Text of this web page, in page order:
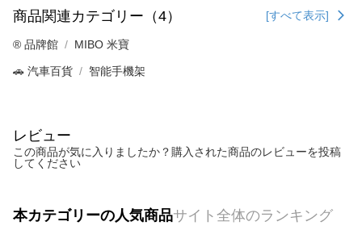
商品関連カテゴリー（4） [すべて表示]
®️ 品牌館 MIBO 米寶
🚗 汽車百貨 智能手機架
レビュー
この商品が気に入りましたか？購入された商品のレビューを投稿
してください
本カテゴリーの人気商品サイト全体のランキング